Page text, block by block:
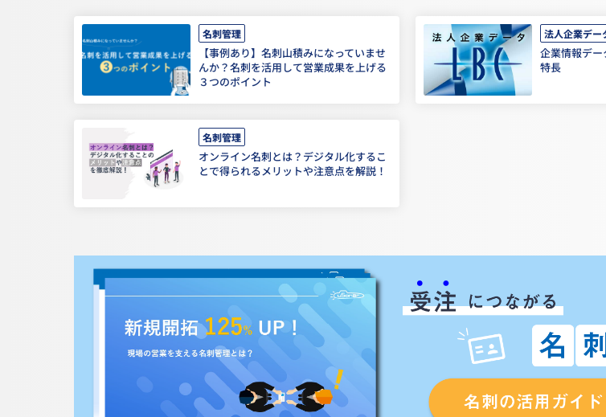
名刺管理
【事例あり】名刺山積みになっていませ
んか？名刺を活用して営業成果を上げる
３つのポイント
法人企業デー
企業情報デー
特長
名刺管理
オンライン名刺とは？デジタル化するこ
とで得られるメリットや注意点を解説！